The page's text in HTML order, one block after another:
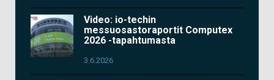
Video: io-techin
messuosastoraportit Computex
2026 -tapahtumasta
3.6.2026